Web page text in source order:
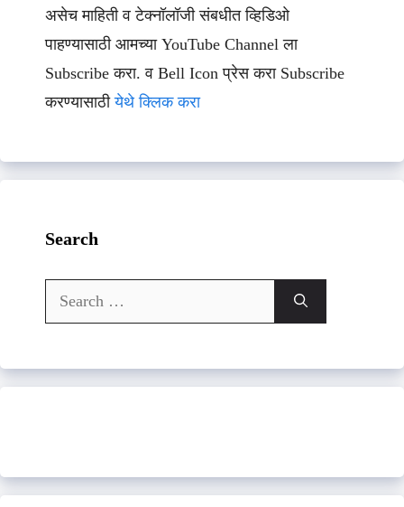
असेच माहिती व टेक्नॉलॉजी संबधीत व्हिडिओ
पाहण्यासाठी आमच्या YouTube Channel ला
Subscribe करा. व Bell Icon प्रेस करा Subscribe
करण्यासाठीयेथे क्लिक करा
Search
Search
for: